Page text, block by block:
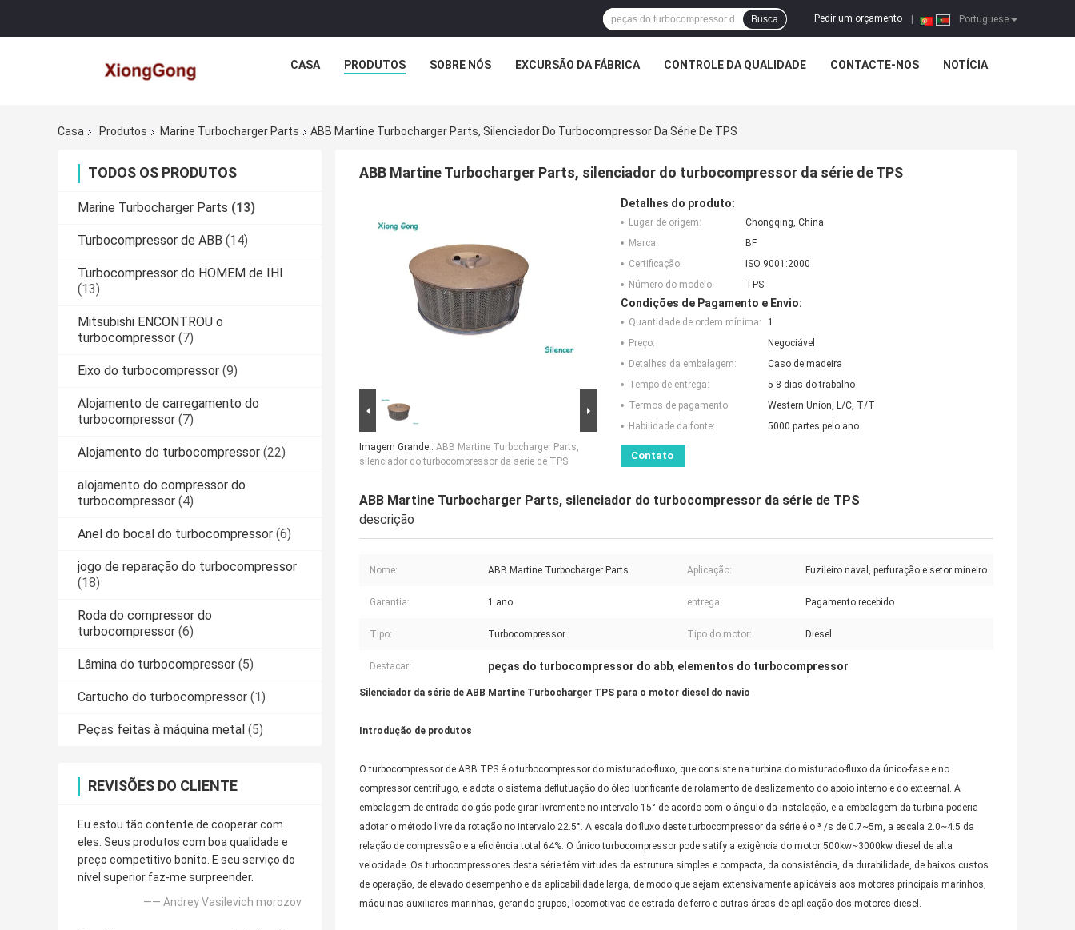
Portuguese
Pedir um orçamento
Busca
CASA PRODUTOS SOBRE NÓS EXCURSÃO DA FÁBRICA CONTROLE DA QUALIDADE CONTACTE-NOS NOTÍCIA
Casa Produtos Marine Turbocharger Parts ABB Martine Turbocharger Parts, Silenciador Do Turbocompressor Da Série De TPS
TODOS OS PRODUTOS
Marine Turbocharger Parts (13)
Turbocompressor de ABB (14)
Turbocompressor do HOMEM de IHI
(13)
Mitsubishi ENCONTROU o
turbocompressor (7)
Eixo do turbocompressor (9)
Alojamento de carregamento do
turbocompressor (7)
Alojamento do turbocompressor (22)
alojamento do compressor do
turbocompressor (4)
Anel do bocal do turbocompressor (6)
jogo de reparação do turbocompressor
(18)
Roda do compressor do
turbocompressor (6)
Lâmina do turbocompressor (5)
Cartucho do turbocompressor (1)
Peças feitas à máquina metal (5)
REVISÕES DO CLIENTE
Eu estou tão contente de cooperar com
eles. Seus produtos com boa qualidade e
preço competitivo bonito. E seu serviço do
nível superior faz-me surpreender.
—— Andrey Vasilevich morozov
ABB Martine Turbocharger Parts, silenciador do turbocompressor da série de TPS
Imagem Grande : ABB Martine Turbocharger Parts,
silenciador do turbocompressor da série de TPS
Detalhes do produto:
Lugar de origem:
Chongqing, China
Marca:
BF
Certificação:
ISO 9001:2000
Número do modelo:
TPS
Condições de Pagamento e Envio:
Quantidade de ordem mínima:
1
Preço:
Negociável
Detalhes da embalagem:
Caso de madeira
Tempo de entrega:
5-8 dias do trabalho
Termos de pagamento:
Western Union, L/C, T/T
Habilidade da fonte:
5000 partes pelo ano
Contato
ABB Martine Turbocharger Parts, silenciador do turbocompressor da série de TPS
descrição
Nome: ABB Martine Turbocharger Parts Aplicação: Fuzileiro naval, perfuração e setor mineiro
Garantia: 1 ano entrega: Pagamento recebido
Tipo: Turbocompressor Tipo do motor: Diesel
Destacar: peças do turbocompressor do abb, elementos do turbocompressor
Silenciador da série de ABB Martine Turbocharger TPS para o motor diesel do navio
Introdução de produtos
O turbocompressor de ABB TPS é o turbocompressor do misturado-fluxo, que consiste na turbina do misturado-fluxo da único-fase e no
compressor centrífugo, e adota o sistema deflutuação do óleo lubrificante de rolamento de deslizamento do apoio interno e do exteernal. A
embalagem de entrada do gás pode girar livremente no intervalo 15° de acordo com o ângulo da instalação, e a embalagem da turbina poderia
adotar o método livre da rotação no intervalo 22.5°. A escala do fluxo deste turbocompressor da série é o ³ /s de 0.7~5m, a escala 2.0~4.5 da
relação de compressão e a eficiência total 64%. O único turbocompressor pode satify a exigência do motor 500kw~3000kw diesel de alta
velocidade. Os turbocompressores desta série têm virtudes da estrutura simples e compacta, da consistência, da durabilidade, de baixos custos
de operação, de elevado desempenho e da aplicabilidade larga, de modo que sejam extensivamente aplicáveis aos motores principais marinhos,
máquinas auxiliares marinhas, gerando grupos, locomotivas de estrada de ferro e outras áreas de aplicação dos motores diesel.